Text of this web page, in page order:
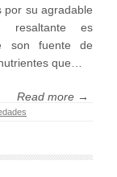
por su agradable
resaltante es
son fuente de
que…
Read more →